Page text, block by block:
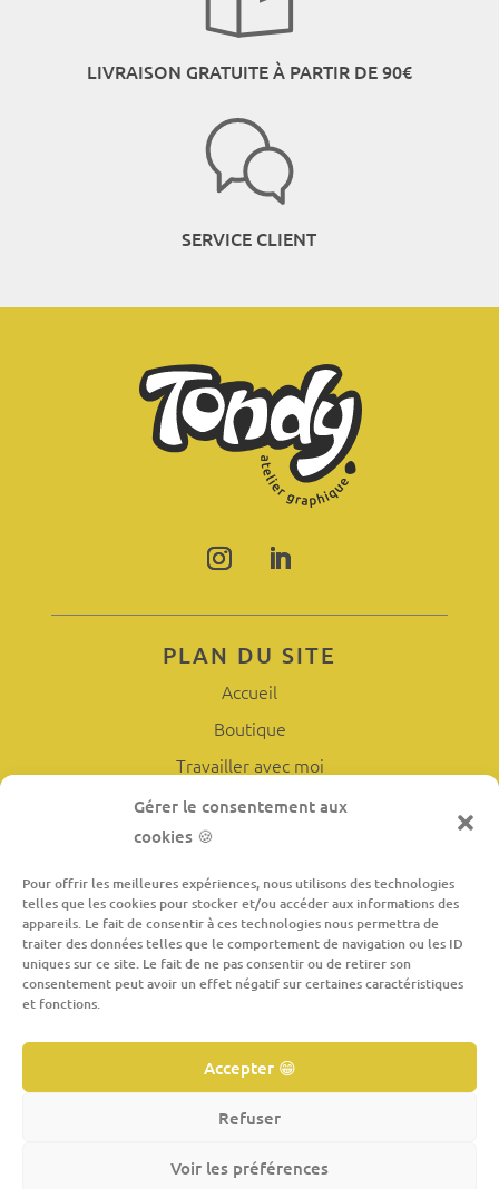
Gérer le consentement aux
cookies 🍪
Pour offrir les meilleures expériences, nous utilisons des technologies
telles que les cookies pour stocker et/ou accéder aux informations des
appareils. Le fait de consentir à ces technologies nous permettra de
traiter des données telles que le comportement de navigation ou les ID
uniques sur ce site. Le fait de ne pas consentir ou de retirer son
consentement peut avoir un effet négatif sur certaines caractéristiques
et fonctions.
Accepter 😁
Refuser
Voir les préférences
LIVRAISON GRATUITE À PARTIR DE 90€
SERVICE CLIENT
PLAN DU SITE
Accueil
Boutique
Travailler avec moi
L’atelier
Contact
INFORMATIONS LÉGALES
Mentions légales
Politique de confidentialité
Politique de cookies